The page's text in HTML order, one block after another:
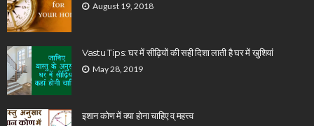
August 19, 2018
Vastu Tips: घर में सीढ़ियों की सही दिशा लाती है घर में खुशियां
May 28, 2019
इशान कोण में क्या होना चाहिए व् महत्त्व